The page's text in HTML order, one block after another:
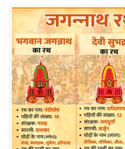
क्षा
र्म
ज्यो
ति
ष
प्र
भु
हि
मा